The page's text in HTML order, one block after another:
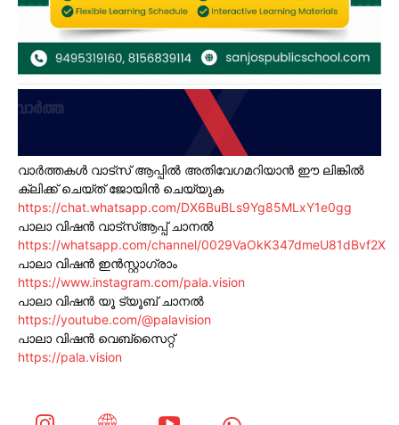
വാർത്തകൾ വാട്സ് ആപ്പിൽ അതിവേഗമറിയാൻ ഈ ലിങ്കിൽ
ക്ലിക്ക് ചെയ്ത് ജോയിൻ ചെയ്യുക
https://chat.whatsapp.com/DX6BuBLs9Yg85MLxY1e0gg
പാലാ വിഷൻ വാട്സ്ആപ്പ് ചാനൽ
https://whatsapp.com/channel/0029VaOkK347dmeU81dBvf2X
പാലാ വിഷൻ ഇൻസ്റ്റാഗ്രാം
https://www.instagram.com/pala.vision
പാലാ വിഷൻ യൂ ട്യൂബ് ചാനൽ
https://youtube.com/@palavision
പാലാ വിഷൻ വെബ്സൈറ്റ്
https://pala.vision